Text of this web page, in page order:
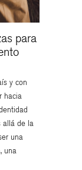
para
y con
hacia
allá de la
una
una